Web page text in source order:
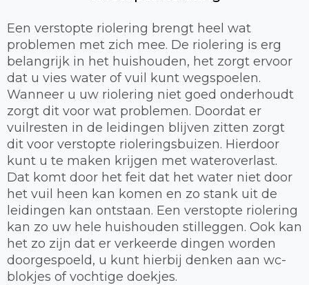
Een verstopte riolering brengt heel wat
problemen met zich mee. De riolering is erg
belangrijk in het huishouden, het zorgt ervoor
dat u vies water of vuil kunt wegspoelen.
Wanneer u uw riolering niet goed onderhoudt
zorgt dit voor wat problemen. Doordat er
vuilresten in de leidingen blijven zitten zorgt
dit voor verstopte rioleringsbuizen. Hierdoor
kunt u te maken krijgen met wateroverlast.
Dat komt door het feit dat het water niet door
het vuil heen kan komen en zo stank uit de
leidingen kan ontstaan. Een verstopte riolering
kan zo uw hele huishouden stilleggen. Ook kan
het zo zijn dat er verkeerde dingen worden
doorgespoeld, u kunt hierbij denken aan wc-
blokjes of vochtige doekjes.